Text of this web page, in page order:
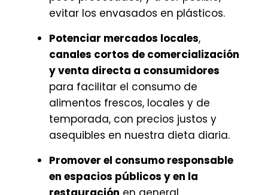
evitar los envasados en plásticos.
Potenciar mercados locales,
canales cortos de comercialización
y venta directa a consumidores
para facilitar el consumo de
alimentos frescos, locales y de
temporada, con precios justos y
asequibles en nuestra dieta diaria.
Promover el consumo responsable
en espacios públicos y en la